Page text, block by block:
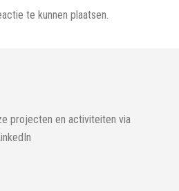
te kunnen plaatsen.
projecten en activiteiten via